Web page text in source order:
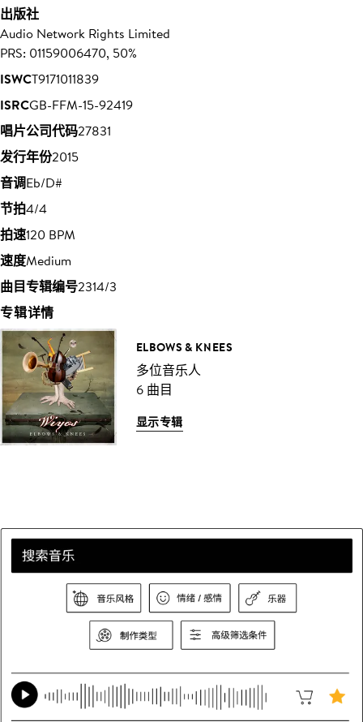
出版社
Audio Network Rights Limited
PRS: 01159006470, 50%
ISWCT9171011839
ISRCGB-FFM-15-92419
唱片公司代码27831
发行年份2015
音调Eb/D#
节拍4/4
拍速120 BPM
速度Medium
曲目专辑编号2314/3
专辑详情
ELBOWS & KNEES
多位音乐人
6 曲目
显示专辑